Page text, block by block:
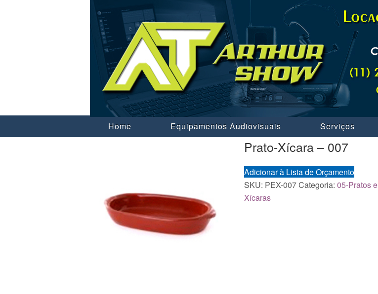
Home Equipamentos Audiovisuais Serviços
Prato-Xícara – 007
Adicionar à Lista de Orçamento
SKU: PEX-007Categoria: 05-Pratos e
Xícaras